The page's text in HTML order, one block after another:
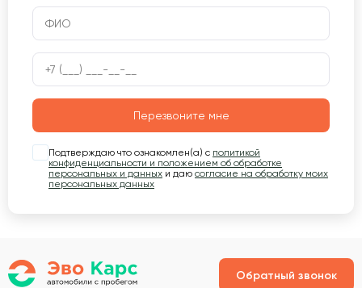
Перезвоните мне
Подтверждаю что ознакомлен(а) с политикой
конфиденциальности и положением об обработке
персональных и данных и даю согласие на обработку моих
персональных данных
Обратный звонок